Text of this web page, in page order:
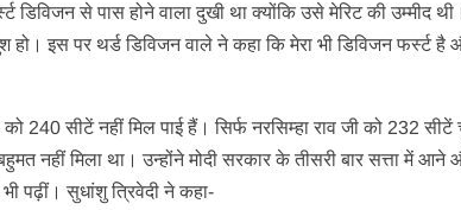
से पास होने वाला दुखी था क्योंकि उसे मेरिट की उम्मीद
इस पर थर्ड डिविजन वाले ने कहा कि मेरा भी डिविजन फर्स्ट है
240 सीटें नहीं मिल पाई हैं। सिर्फ नरसिम्हा राव जी को 232
नहीं मिला था। उन्होंने मोदी सरकार के तीसरी बार सत्ता में
पढ़ीं। सुधांशु त्रिवेदी ने कहा-